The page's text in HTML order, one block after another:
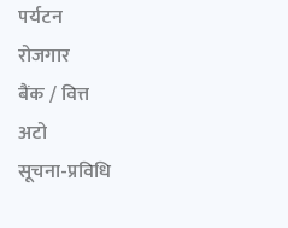
पर्यटन
रोजगार
बैंक / वित्त
अटो
सूचना-प्रविधि